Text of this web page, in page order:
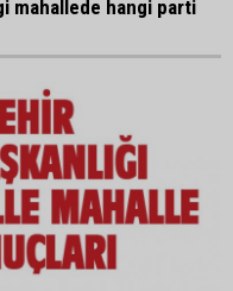
mahallede hangi parti